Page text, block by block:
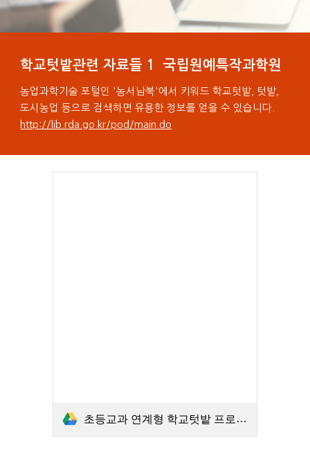
학교텃밭관련 자료들 1 국립원예특작과학원
농업과학기술 포털인 '농서남북'에서 키워드 학교텃밭, 텃밭,
도시농업 등으로 검색하면 유용한 정보를 얻을 수 있습니다.
http://lib.rda.go.kr/pod/main.do
초등교과 연계형 학교텃밭 프로그램 운영 매뉴얼.PDF